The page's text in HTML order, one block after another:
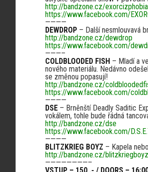
http://bandzone.cz/exorcizphobia
https://www.facebook.com/
————
DEWDROP – Další nesmlouvavá
http://bandzone.cz/dewdrop
https://www.facebook.com/
———–
COLDBLOODED FISH – Mladí a
nového materiálu. Nedávno
se změnou popasují!
http://bandzone.cz/
https://www.facebook.com/
————
DSE – Brněnští Deadly Saditic
vokálem, tohle bude řádná
http://bandzone.cz/dse
https://www.facebook.com/
————
BLITZKRIEG BOYZ – Kapela
http://bandzone.cz/blitzkriegboyz
————————–